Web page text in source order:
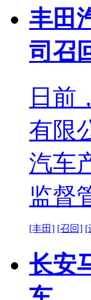
丰田
司召
日前
有限
汽车
监督
[丰田] [召回] [
长安